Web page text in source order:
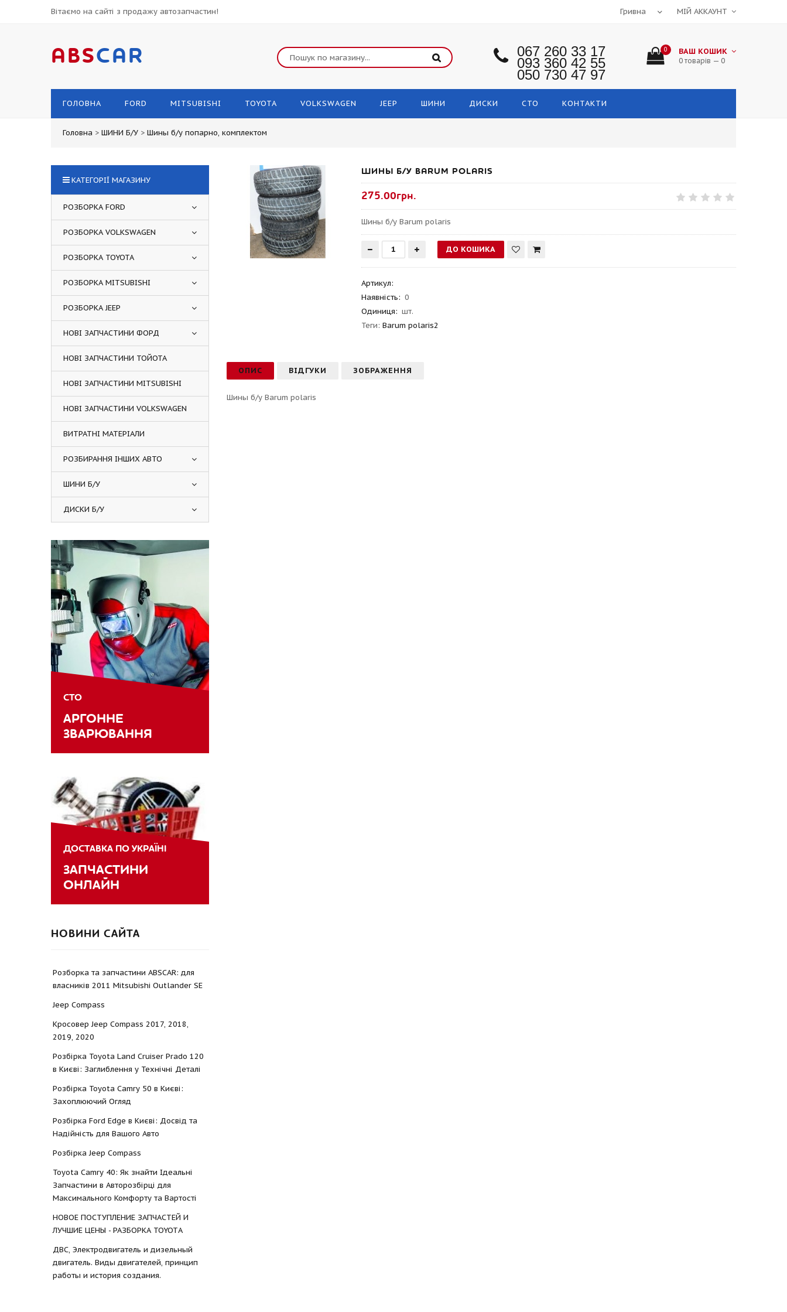
Вітаємо на сайті з продажу автозапчастин! МІЙ АККАУНТ
ABSCAR 067 260 33 17
093 360 42 55
050 730 47 97
0 ВАШ КОШИК
0 товарів — 0
ГОЛОВНА FORD MITSUBISHI TOYOTA VOLKSWAGEN JEEP ШИНИ ДИСКИ СТО КОНТАКТИ
Головна > ШИНИ Б/У > Шины б/у попарно, комплектом
ШИНЫ Б/У BARUM POLARIS
275.00грн.
Шины б/у Barum polaris
Артикул:
Наявність: 0
Одиниця: шт.
Теги:Barum polaris2
ОПИС ВІДГУКИ ЗОБРАЖЕННЯ
Шины б/у Barum polaris
КАТЕГОРІЇ МАГАЗИНУ
РОЗБОРКА FORD
РОЗБОРКА VOLKSWAGEN
РОЗБОРКА TOYOTA
РОЗБОРКА MITSUBISHI
РОЗБОРКА JEEP
НОВІ ЗАПЧАСТИНИ ФОРД
НОВІ ЗАПЧАСТИНИ ТОЙОТА
НОВІ ЗАПЧАСТИНИ MITSUBISHI
НОВІ ЗАПЧАСТИНИ VOLKSWAGEN
ВИТРАТНІ МАТЕРІАЛИ
РОЗБИРАННЯ ІНШИХ АВТО
ШИНИ Б/У
ДИСКИ Б/У
СТО
АРГОННЕ
ЗВАРЮВАННЯ
ДОСТАВКА ПО УКРАЇНІ
ЗАПЧАСТИНИ
ОНЛАЙН
НОВИНИ САЙТА
Розборка та запчастини ABSCAR: для
власників 2011 Mitsubishi Outlander SE
Jeep Compass
Кросовер Jeep Compass 2017, 2018,
2019, 2020
Розбірка Toyota Land Cruiser Prado 120
в Києві: Заглиблення у Технічні Деталі
Розбірка Toyota Camry 50 в Києві:
Захоплюючий Огляд
Розбірка Ford Edge в Києві: Досвід та
Надійність для Вашого Авто
Розбірка Jeep Compass
Toyota Camry 40: Як знайти Ідеальні
Запчастини в Авторозбірці для
Максимального Комфорту та Вартості
НОВОЕ ПОСТУПЛЕНИЕ ЗАПЧАСТЕЙ И
ЛУЧШИЕ ЦЕНЫ - РАЗБОРКА TOYOTА
ДВС, Электродвигатель и дизельный
двигатель. Виды двигателей, принцип
работы и история создания.